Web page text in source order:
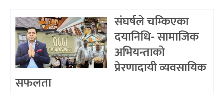
संघर्षले चम्किएका
दयानिधि- सामाजिक
अभियन्ताको
प्रेरणादायी व्यवसायिक
सफलता